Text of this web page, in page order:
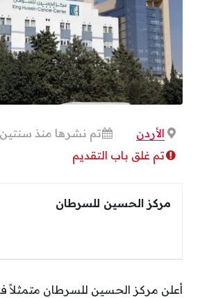
الأردن
تم نشرها منذ سنتين
تم غلق باب التقديم
مركز الحسين للسرطان
أعلن مركز الحسين للسرطان متمثلاً